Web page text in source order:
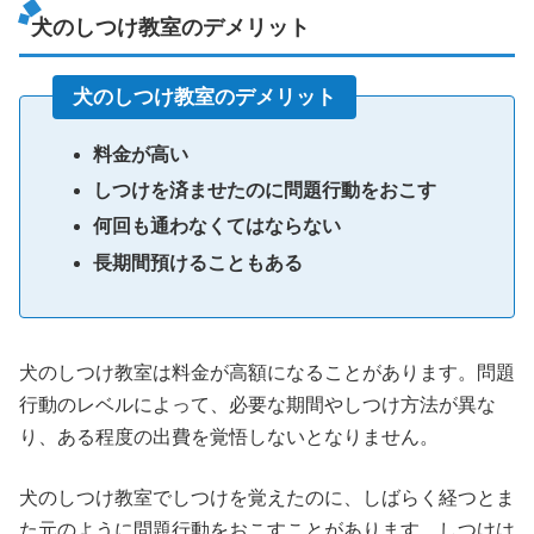
犬のしつけ教室のデメリット
犬のしつけ教室のデメリット
料金が高い
しつけを済ませたのに問題行動をおこす
何回も通わなくてはならない
長期間預けることもある
犬のしつけ教室は料金が高額になることがあります。問題
行動のレベルによって、必要な期間やしつけ方法が異な
り、ある程度の出費を覚悟しないとなりません。
犬のしつけ教室でしつけを覚えたのに、しばらく経つとま
た元のように問題行動をおこすことがあります。しつけは